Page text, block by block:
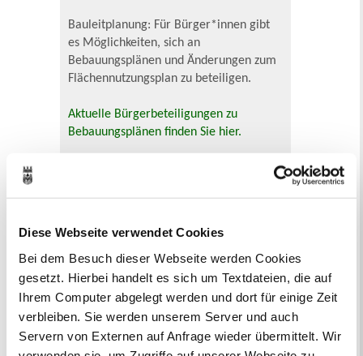
Diese Webseite verwendet Cookies
Bei dem Besuch dieser Webseite werden Cookies
gesetzt. Hierbei handelt es sich um Textdateien, die auf
Ihrem Computer abgelegt werden und dort für einige Zeit
verbleiben. Sie werden unserem Server und auch
Servern von Externen auf Anfrage wieder übermittelt. Wir
Bauleitplanung: Für Bürger*innen gibt
es Möglichkeiten, sich an
Bebauungsplänen und Änderungen zum
Flächennutzungsplan zu beteiligen.
Aktuelle Bürgerbeteiligungen zu
Bebauungsplänen finden Sie hier.
Sie hier.
Neu in Recklinghausen
Heiraten
Geburt
Sterbefall Umzug
Gewerbe
Behinderung
Arbeitslos
Finanzielle und soziale Notlagen